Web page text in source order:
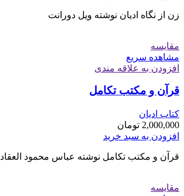
زن از نگاه ادیان نوشته ویل دورانت
مقایسه
مشاهده سریع
افزودن به علاقه مندی
قرآن و مکتب تکامل
کتاب ادیان
2,000,000 تومان
افزودن به سبد خرید
قرآن و مکتب تکامل نوشته عباس محمود العقاد
مقایسه